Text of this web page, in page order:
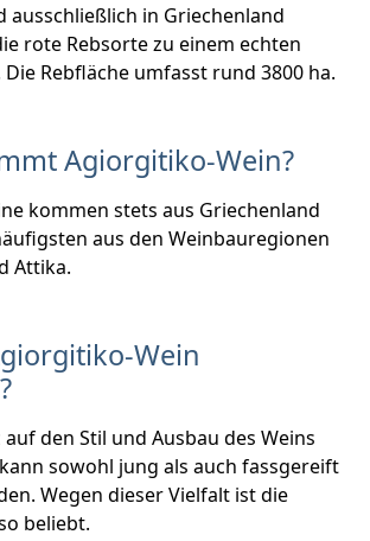
in Griechenland
rote Rebsorte zu einem echten
Rebfläche umfasst rund 3800 ha.
Agiorgitiko-Wein?
kommen stets aus Griechenland
aus den Weinbauregionen
Attika.
Wein
den Stil und Ausbau des Weins
sowohl jung als auch fassgereift
Wegen dieser Vielfalt ist die
beliebt.